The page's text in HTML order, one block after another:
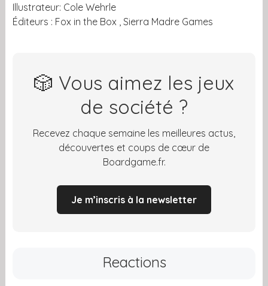
Illustrateur: Cole Wehrle
Éditeurs : Fox in the Box , Sierra Madre Games
🎲 Vous aimez les jeux
de société ?
Recevez chaque semaine les meilleures actus,
découvertes et coups de cœur de
Boardgame.fr.
Je m’inscris à la newsletter
Reactions